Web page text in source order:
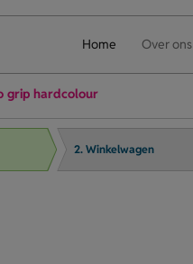
Home Over ons
grip hardcolour
2. Winkelwagen